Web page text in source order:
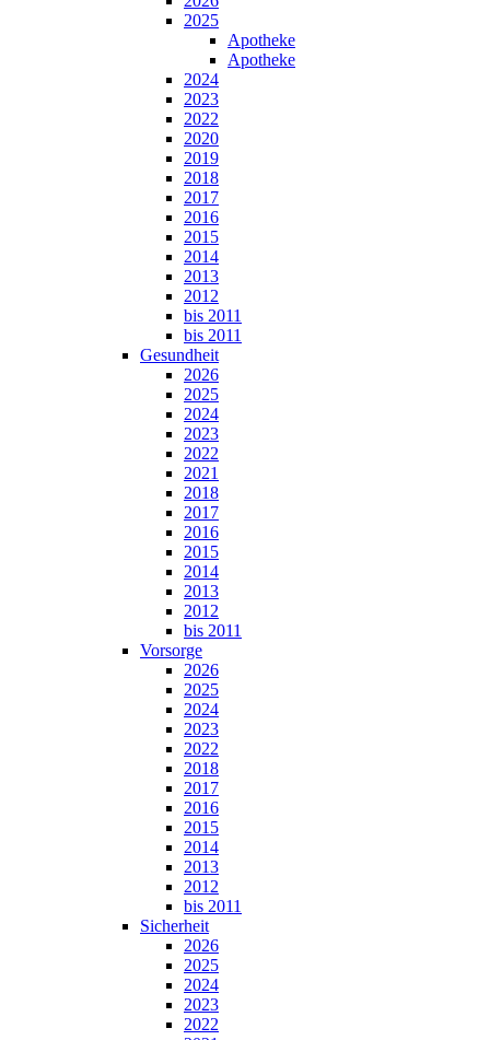
2025
Apotheke
Apotheke
2024
2023
2022
2020
2019
2018
2017
2016
2015
2014
2013
2012
bis 2011
bis 2011
Gesundheit
2026
2025
2024
2023
2022
2021
2018
2017
2016
2015
2014
2013
2012
bis 2011
Vorsorge
2026
2025
2024
2023
2022
2018
2017
2016
2015
2014
2013
2012
bis 2011
Sicherheit
2026
2025
2024
2023
2022